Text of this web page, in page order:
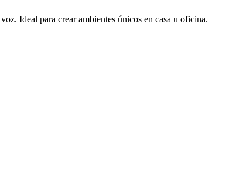
Ideal para crear ambientes únicos en casa u oficina.